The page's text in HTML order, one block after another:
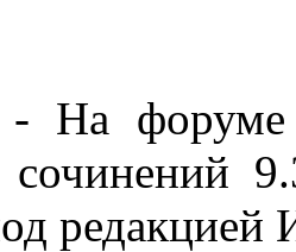
- На форуме
сочинений